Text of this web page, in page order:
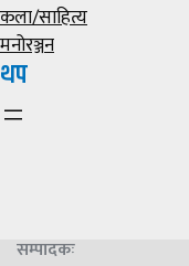
कला/साहित्य
मनोरञ्जन
थप
सम्पादकः